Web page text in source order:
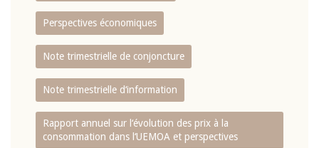
Perspectives économiques
Note trimestrielle de conjoncture
Note trimestrielle d‘information
Rapport annuel sur l‘évolution des prix à la
consommation dans l‘UEMOA et perspectives